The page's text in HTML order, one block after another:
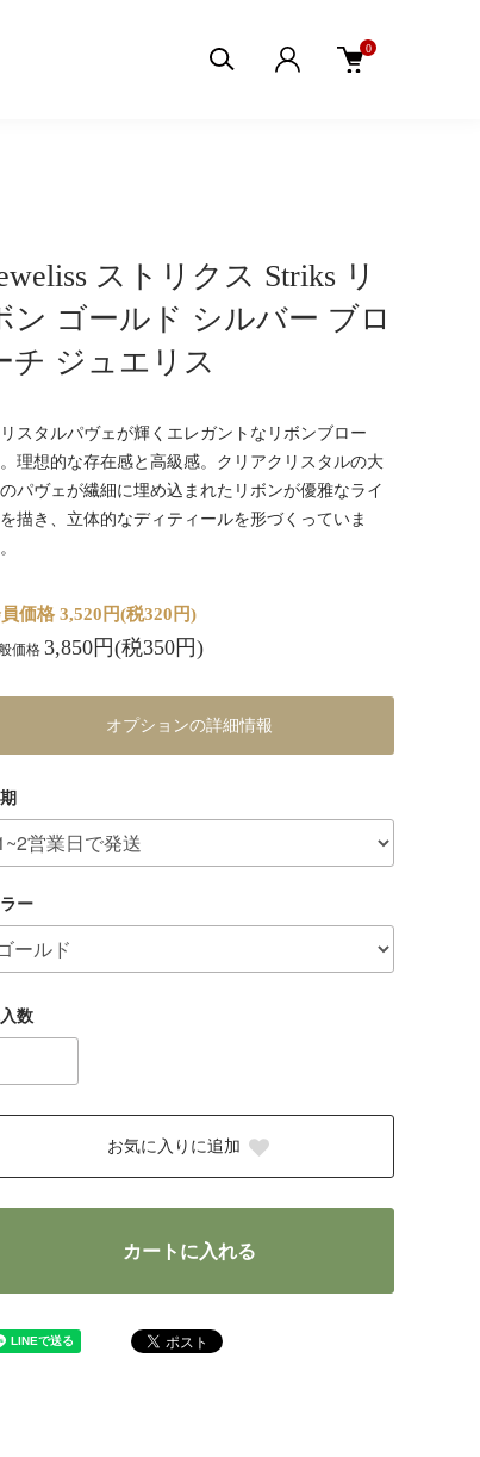
0
ストリクス Striks リ
ン ゴールド シルバー ブロ
チ ジュエリス
スタルパヴェが輝くエレガントなリボンブロー
理想的な存在感と高級感。クリアクリスタルの大
パヴェが繊細に埋め込まれたリボンが優雅なライ
描き、立体的なディティールを形づくっていま
価格 3,520円(税320円)
価格 3,850円(税350円)
オプションの詳細情報
ー
数
お気に入りに追加
カートに入れる